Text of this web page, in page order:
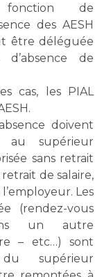
de
des AESH
être déléguée
de
cas, les PIAL
doivent
au supérieur
sans retrait
retrait de salaire,
Les
(rendez-vous
un autre
– etc…) sont
supérieur